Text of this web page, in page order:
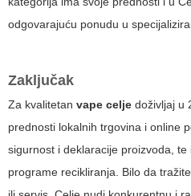
odgovarajuću ponudu u
Zaključak
Za kvalitetan vape celje doživljaj u
prednosti lokalnih trgovina i online
sigurnost i deklaracije proizvoda,
programe recikliranja. Bilo da